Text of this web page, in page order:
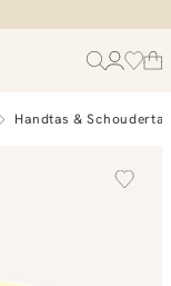
Handtas &